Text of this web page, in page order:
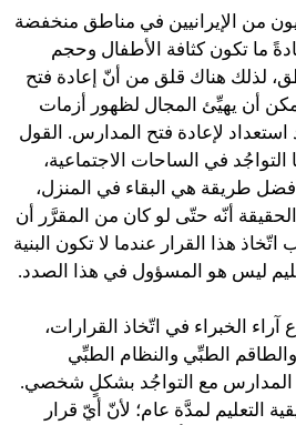
ما يقرب من 21 مليون من الإيرانيين في مناطق منخفضة
ما تكون كثافة الأطفال وحجم
لذلك هناك قلق من أنّ إعادة فتح
أن يهيِّئ المجال لظهور أزمات
استعداد لإعادة فتح المدارس. القول
التواجُد في الساحات الاجتماعية،
طريقة هي البقاء في المنزل،
أنّه حتّى لو كان من المقرَّر أن
هذا القرار عندما لا تكون البنية
ليس هو المسؤول في هذا الصدد.
آراء الخبراء في اتّخاذ القرارات،
الطبِّي والنظام الطبِّي
المدارس مع التواجُد بشكلٍ شخصي.
التعليم لمدَّة عام؛ لأنّ أيّ قرار